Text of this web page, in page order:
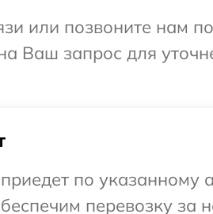
или позвоните нам
Ваш запрос для
по указанному
перевозку за